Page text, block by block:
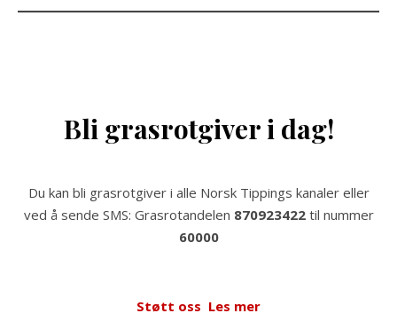
Bli grasrotgiver i dag!
Du kan bli grasrotgiver i alle Norsk Tippings kanaler eller
ved å sende SMS: Grasrotandelen 870923422til nummer
60000
Støtt oss Les mer